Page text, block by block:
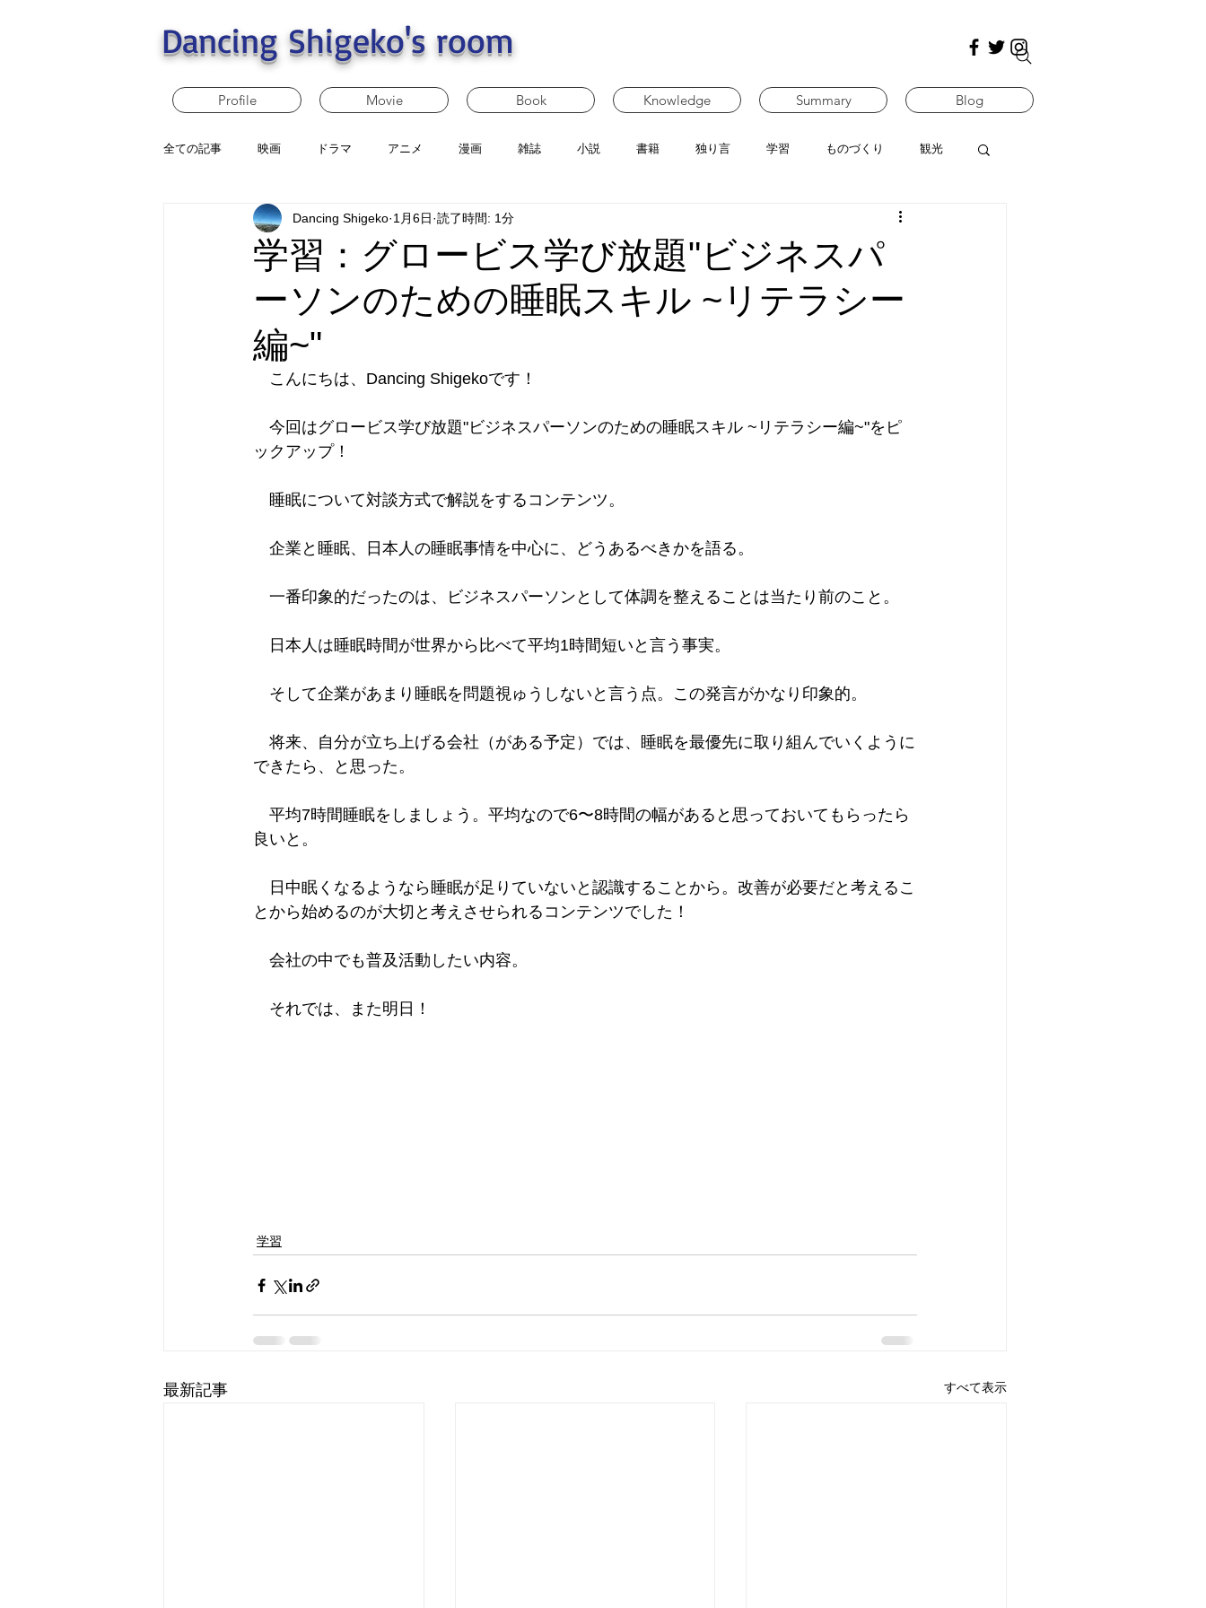
Dancing Shigeko's room
Profile Movie Book Knowledge Summary Blog
全ての記事 映画 ドラマ アニメ 漫画 雑誌 小説 書籍 独り言 学習 ものづくり 観光
学習：グロービス学び放題"ビジネスパ
ーソンのための睡眠スキル ~リテラシー
編~"
Dancing Shigeko 1月6日 読了時間: 1分
こんにちは、Dancing Shigekoです！
今回はグロービス学び放題"ビジネスパーソンのための睡眠スキル ~リテラシー編~"をピ
ックアップ！
睡眠について対談方式で解説をするコンテンツ。
企業と睡眠、日本人の睡眠事情を中心に、どうあるべきかを語る。
一番印象的だったのは、ビジネスパーソンとして体調を整えることは当たり前のこと。
日本人は睡眠時間が世界から比べて平均1時間短いと言う事実。
そして企業があまり睡眠を問題視ゅうしないと言う点。この発言がかなり印象的。
将来、自分が立ち上げる会社（がある予定）では、睡眠を最優先に取り組んでいくように
できたら、と思った。
平均7時間睡眠をしましょう。平均なので6〜8時間の幅があると思っておいてもらったら
良いと。
日中眠くなるようなら睡眠が足りていないと認識することから。改善が必要だと考えるこ
とから始めるのが大切と考えさせられるコンテンツでした！
会社の中でも普及活動したい内容。
それでは、また明日！
学習
最新記事 すべて表示